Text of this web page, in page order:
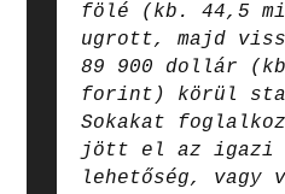
fölé (kb. 44,5
ugrott, majd
89 900 dollár
forint) körül
Sokakat
jött el az igazi
lehetőség, vagy